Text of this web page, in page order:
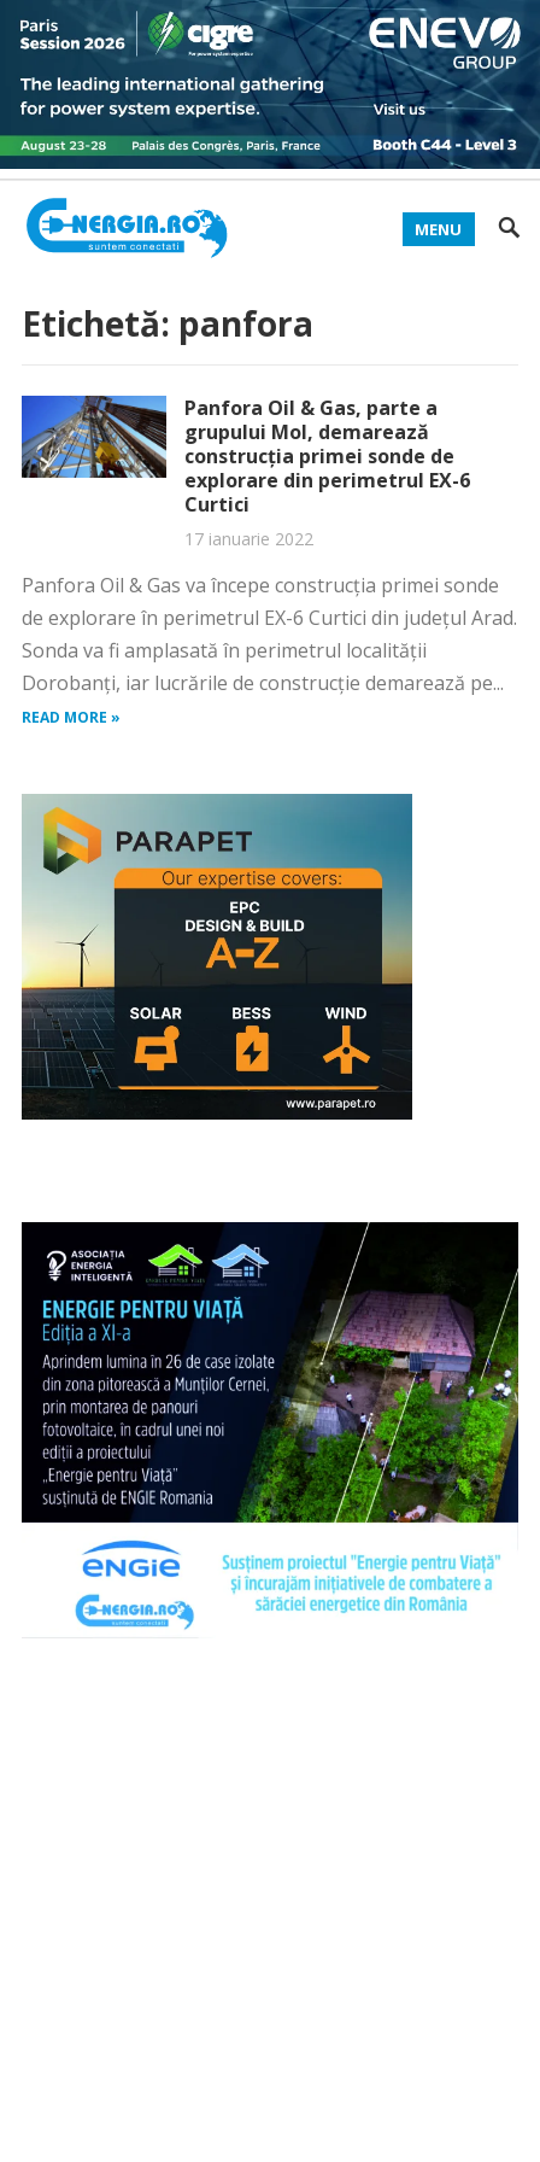
MENU
Etichetă: panfora
Panfora Oil & Gas, parte a
grupului Mol, demarează
construcția primei sonde de
explorare din perimetrul EX-6
Curtici
17 ianuarie 2022
Panfora Oil & Gas va începe construcția primei sonde
de explorare în perimetrul EX-6 Curtici din județul Arad.
Sonda va fi amplasată în perimetrul localității
Dorobanți, iar lucrările de construcție demarează pe...
READ MORE »